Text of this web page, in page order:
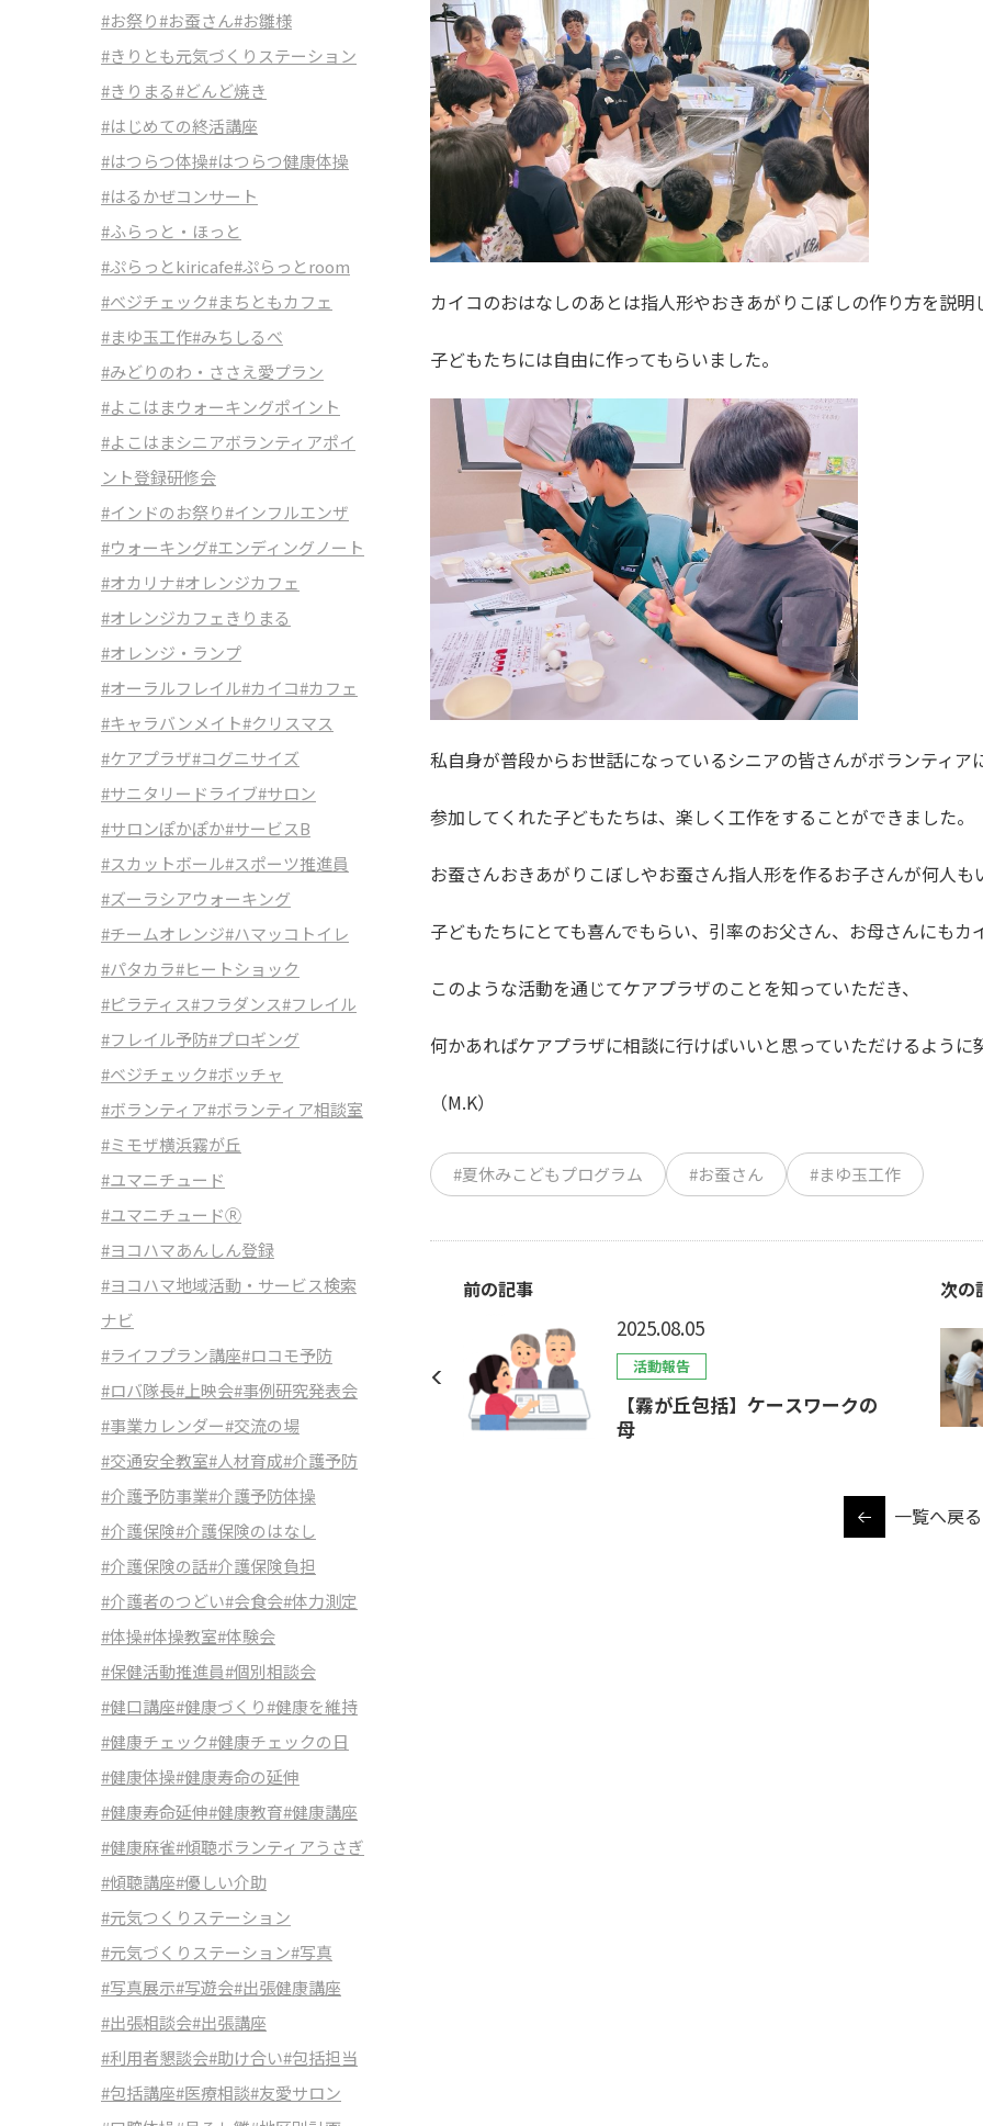
カイコのおはなしのあとは指人形やおきあがりこぼしの作り方を説明
子どもたちには自由に作ってもらいました。
私自身が普段からお世話になっているシニアの皆さんがボランティア
参加してくれた子どもたちは、楽しく工作をすることができました。
お蚕さんおきあがりこぼしやお蚕さん指人形を作るお子さんが何人も
子どもたちにとても喜んでもらい、引率のお父さん、お母さんにもカ
このような活動を通じてケアプラザのことを知っていただき、
何かあればケアプラザに相談に行けばいいと思っていただけるように
（M.K）
#夏休みこどもプログラム #お蚕さん #まゆ玉工作
前の記事
2025.08.05
活動報告
【霧が丘包括】ケースワークの
母
次の
一覧へ戻る
#お祭り#お蚕さん#お雛様
#きりとも元気づくりステーション
#きりまる#どんど焼き
#はじめての終活講座
#はつらつ体操#はつらつ健康体操
#はるかぜコンサート
#ふらっと・ほっと
#ぷらっとkiricafe#ぷらっとroom
#べジチェック#まちともカフェ
#まゆ玉工作#みちしるべ
#みどりのわ・ささえ愛プラン
#よこはまウォーキングポイント
#よこはまシニアボランティアポイ
ント登録研修会
#インドのお祭り#インフルエンザ
#ウォーキング#エンディングノート
#オカリナ#オレンジカフェ
#オレンジカフェきりまる
#オレンジ・ランプ
#オーラルフレイル#カイコ#カフェ
#キャラバンメイト#クリスマス
#ケアプラザ#コグニサイズ
#サニタリードライブ#サロン
#サロンぽかぽか#サービスB
#スカットボール#スポーツ推進員
#ズーラシアウォーキング
#チームオレンジ#ハマッコトイレ
#パタカラ#ヒートショック
#ピラティス#フラダンス#フレイル
#フレイル予防#プロギング
#ベジチェック#ボッチャ
#ボランティア#ボランティア相談室
#ミモザ横浜霧が丘
#ユマニチュード
#ユマニチュードⓇ
#ヨコハマあんしん登録
#ヨコハマ地域活動・サービス検索
ナビ
#ライフプラン講座#ロコモ予防
#ロバ隊長#上映会#事例研究発表会
#事業カレンダー#交流の場
#交通安全教室#人材育成#介護予防
#介護予防事業#介護予防体操
#介護保険#介護保険のはなし
#介護保険の話#介護保険負担
#介護者のつどい#会食会#体力測定
#体操#体操教室#体験会
#保健活動推進員#個別相談会
#健口講座#健康づくり#健康を維持
#健康チェック#健康チェックの日
#健康体操#健康寿命の延伸
#健康寿命延伸#健康教育#健康講座
#健康麻雀#傾聴ボランティアうさぎ
#傾聴講座#優しい介助
#元気つくりステーション
#元気づくりステーション#写真
#写真展示#写遊会#出張健康講座
#出張相談会#出張講座
#利用者懇談会#助け合い#包括担当
#包括講座#医療相談#友愛サロン